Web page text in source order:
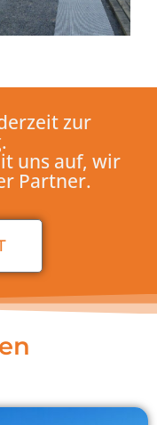
zur
uns auf, wir
Partner.